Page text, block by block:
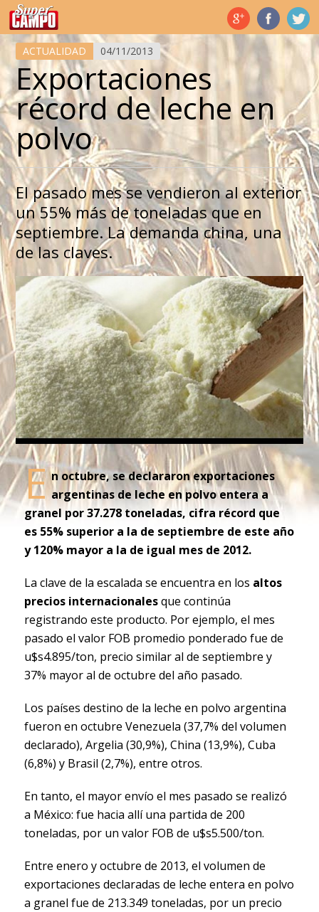
Temas de hoy
ACTUALIDAD 04/11/2013
Exportaciones
récord de leche en
polvo
El pasado mes se vendieron al exterior
un 55% más de toneladas que en
septiembre. La demanda china, una
de las claves.
E n octubre, se declararon exportaciones
argentinas de leche en polvo entera a
granel por 37.278 toneladas, cifra récord que
es 55% superior a la de septiembre de este año
y 120% mayor a la de igual mes de 2012.
La clave de la escalada se encuentra en los altos
precios internacionalesque continúa
registrando este producto. Por ejemplo, el mes
pasado el valor FOB promedio ponderado fue de
u$s4.895/ton, precio similar al de septiembre y
37% mayor al de octubre del año pasado.
Los países destino de la leche en polvo argentina
fueron en octubre Venezuela (37,7% del volumen
declarado), Argelia (30,9%), China (13,9%), Cuba
(6,8%) y Brasil (2,7%), entre otros.
En tanto, el mayor envío el mes pasado se realizó
a México: fue hacia allí una partida de 200
toneladas, por un valor FOB de u$s5.500/ton.
Entre enero y octubre de 2013, el volumen de
exportaciones declaradas de leche entera en polvo
a granel fue de 213.349 toneladas, por un precio